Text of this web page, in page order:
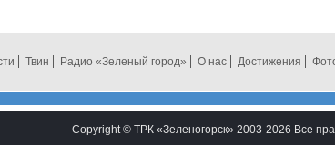
Твин Радио «Зеленый город» О нас Достижения
Copyright © ТРК «Зеленогорск» 2003-2026 Все